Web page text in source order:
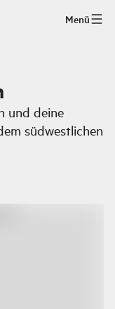
Menü
und deine
südwestlichen